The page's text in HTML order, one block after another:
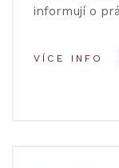
informují o
VÍCE INFO